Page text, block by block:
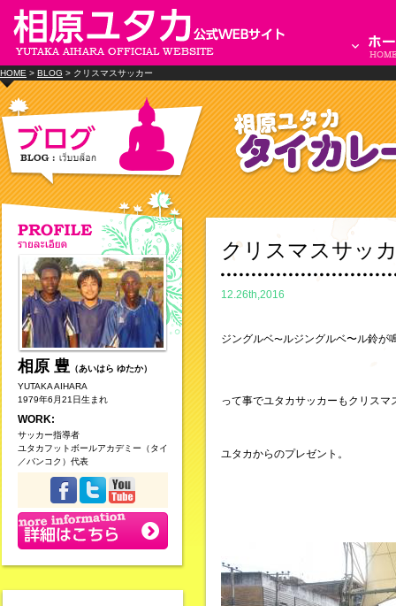
HOME > BLOG > クリスマスサッカー
相原 豊 （あいはら ゆたか）
YUTAKA AIHARA
1979年6月21日生まれ
WORK:
サッカー指導者
ユタカフットボールアカデミー（タイ
／バンコク）代表
クリスマスサッ
12.26th,2016
ジングルベ〜ルジングルベ〜ル鈴が
って事でユタカサッカーもクリスマ
ユタカからのプレゼント。